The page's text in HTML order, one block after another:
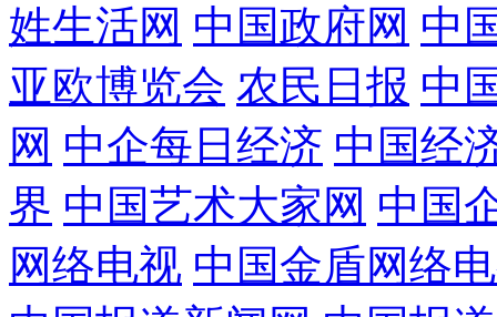
姓生活网 中国政府网 中
亚欧博览会 农民日报 中
网 中企每日经济 中国经
界 中国艺术大家网 中国
网络电视 中国金盾网络